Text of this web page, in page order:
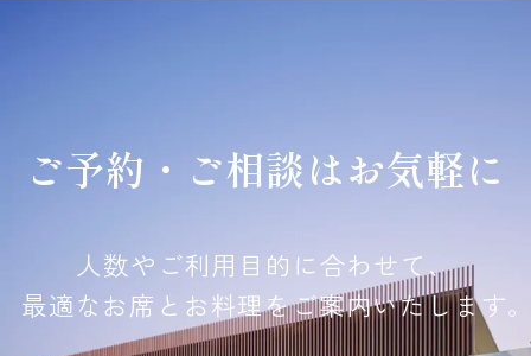
ご予約・ご相談はお気軽に
人数やご利用目的に合わせて、
最適なお席とお料理をご案内いたします